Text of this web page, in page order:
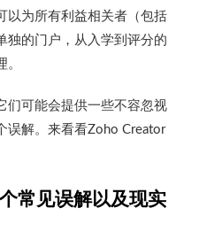
以为所有利益相关者（包括
独的门户，从入学到评分的
们可能会提供一些不容忽视
误解。来看看Zoho Creator
个常见误解以及现实